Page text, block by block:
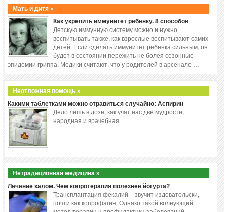
Мать и дитя »
Как укрепить иммунитет ребенку. 8 способов
Детскую иммунную систему можно и нужно
воспитывать также, как взрослые воспитывают самих
детей. Если сделать иммунитет ребенка сильным, он
будет в состоянии пережить не болея сезонные
эпидемии гриппа. Медики считают, что у родителей в арсенале …
Неотложная помощь »
Какими таблетками можно отравиться случайно: Аспирин
Дело лишь в дозе, как учат нас две мудрости,
народная и врачебная.
Нетрадиционная медицина »
Лечение калом. Чем копротерапия полезнее йогурта?
Трансплантация фекалий – звучит издевательски,
почти как копрофагия. Однако такой волнующий